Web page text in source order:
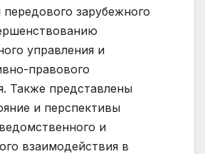
зарубежного
управления и
правового
Также представлены
и перспективы
и
взаимодействия в